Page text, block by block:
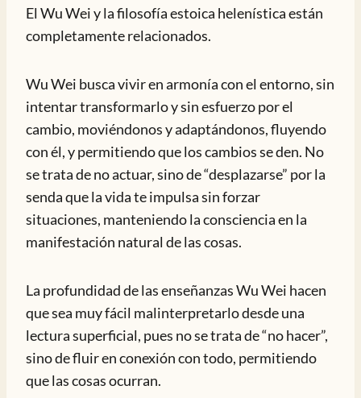
El Wu Wei y la filosofía estoica helenística están
completamente relacionados.
Wu Wei busca vivir en armonía con el entorno, sin
intentar transformarlo y sin esfuerzo por el
cambio, moviéndonos y adaptándonos, fluyendo
con él, y permitiendo que los cambios se den. No
se trata de no actuar, sino de “desplazarse” por la
senda que la vida te impulsa sin forzar
situaciones, manteniendo la consciencia en la
manifestación natural de las cosas.
La profundidad de las enseñanzas Wu Wei hacen
que sea muy fácil malinterpretarlo desde una
lectura superficial, pues no se trata de “no hacer”,
sino de fluir en conexión con todo, permitiendo
que las cosas ocurran.